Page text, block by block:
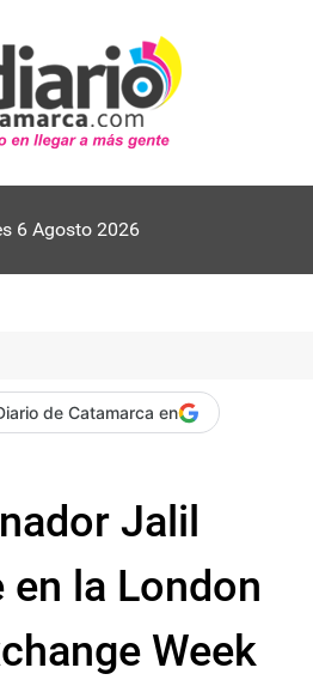
6 Agosto 2026
de Catamarca en
Jalil
en la London
Week